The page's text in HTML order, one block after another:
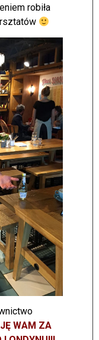
robiła
WAM ZA